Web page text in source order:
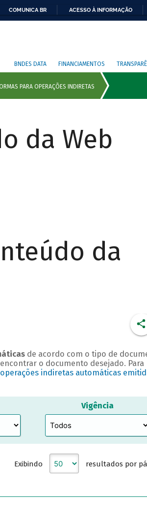
COMUNICA BR ACESSO À INFORMAÇÃO
BNDES DATA FINANCIAMENTOS
da Web
da
de acordo com o tipo de
o documento desejado. Para
indiretas automáticas
Vigência
Exibindo resultados por